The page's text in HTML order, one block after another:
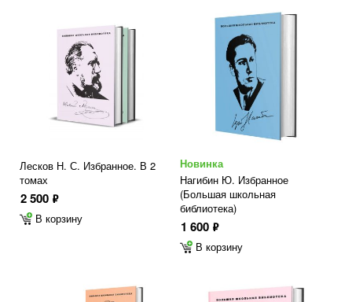
Лесков Н. С. Избранное. В 2
томах
2 500 ф
В корзину
Новинка
Нагибин Ю. Избранное
(Большая школьная
библиотека)
1 600 ф
В корзину